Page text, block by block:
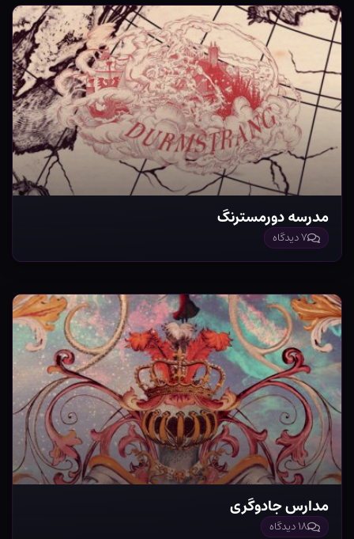
مدرسه دورمسترنگ
۷ دیدگاه
مدارس جادوگری
۱۸ دیدگاه